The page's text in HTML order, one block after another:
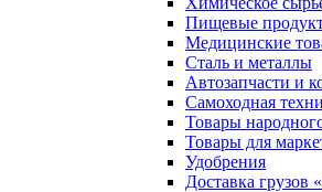
Пищевые
Медицинские
Сталь и металлы
Автозапчасти и
Самоходная
Товары
Товары для
Удобрения
Доставка грузов